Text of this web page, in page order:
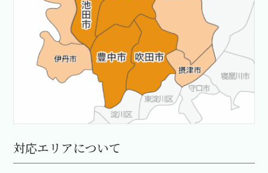
対応エリアについて